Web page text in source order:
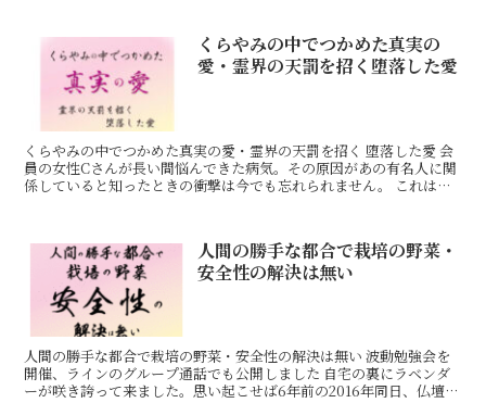
くらやみの中でつかめた真実の
愛・霊界の天罰を招く堕落した愛
くらやみの中でつかめた真実の愛・霊界の天罰を招く 堕落した愛 会
員の女性Cさんが長い間悩んできた病気。その原因があの有名人に関
係していると知ったときの衝撃は今でも忘れられません。 これはつ
人間の勝手な都合で栽培の野菜・
安全性の解決は無い
人間の勝手な都合で栽培の野菜・安全性の解決は無い 波動勉強会を
開催、ラインのグループ通話でも公開しました 自宅の裏にラベンダ
ーが咲き誇って来ました。思い起こせば6年前の2016年同日、仏壇の